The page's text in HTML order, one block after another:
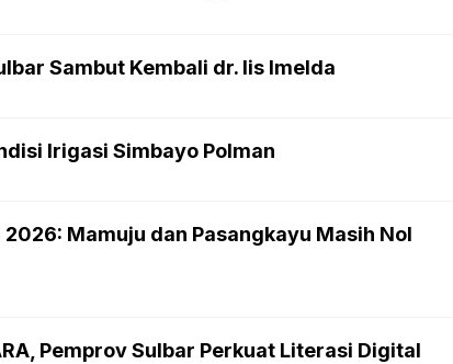
Sambut Kembali dr. Iis Imelda
Irigasi Simbayo Polman
Mamuju dan Pasangkayu Masih Nol
Pemprov Sulbar Perkuat Literasi Digital